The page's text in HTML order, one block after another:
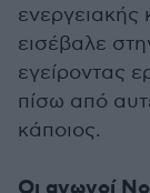
ενεργειακής
εισέβαλε
εγείροντας
πίσω από
κάποιος.